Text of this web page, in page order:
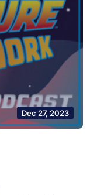
Dec 27, 2023